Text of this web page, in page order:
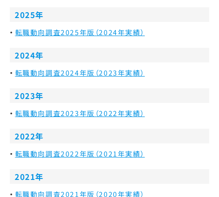
2025年
転職動向調査2025年版（2024年実績）
2024年
転職動向調査2024年版（2023年実績）
2023年
転職動向調査2023年版（2022年実績）
2022年
転職動向調査2022年版（2021年実績）
2021年
転職動向調査2021年版（2020年実績）